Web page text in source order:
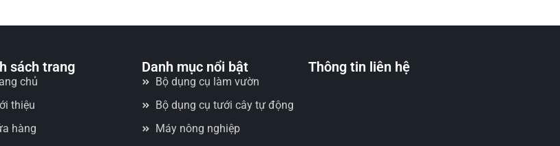
sách trang
chủ
thiệu
hàng
Danh mục nổi bật
Bộ dụng cụ làm vườn
Bộ dụng cụ tưới cây tự động
Máy nông nghiệp
Thông tin liên hệ